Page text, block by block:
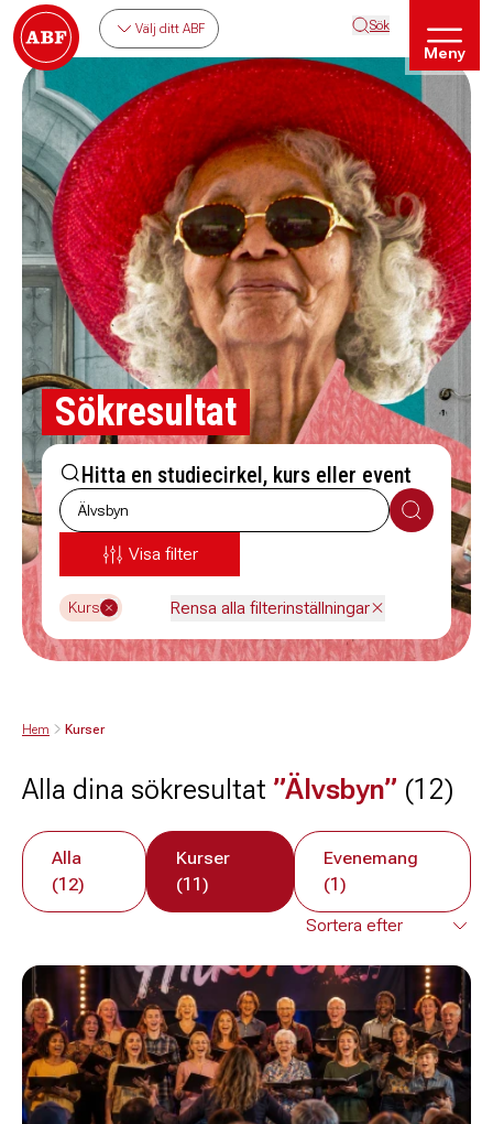
Välj ditt ABF Sök
Meny
Sökresultat
Hitta en studiecirkel, kurs eller event
Sök
Visa filter
Kurs Rensa alla filterinställningar
Hem Kurser
Alla dina sökresultat ”Älvsbyn” (12)
Alla
(12)
Kurser
(11)
Evenemang
(1)